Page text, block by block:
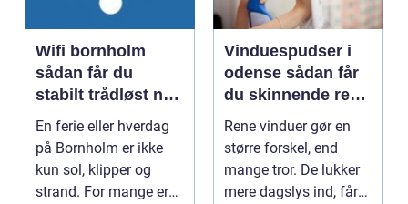
Wifi bornholm
sådan får du
stabilt trådløst net
på klippeøen
En ferie eller hverdag
på Bornholm er ikke
kun sol, klipper og
strand. For mange er
Vinduespudser i
odense sådan får
du skinnende rene
ruder året rundt
Rene vinduer gør en
større forskel, end
mange tror. De lukker
mere dagslys ind, får